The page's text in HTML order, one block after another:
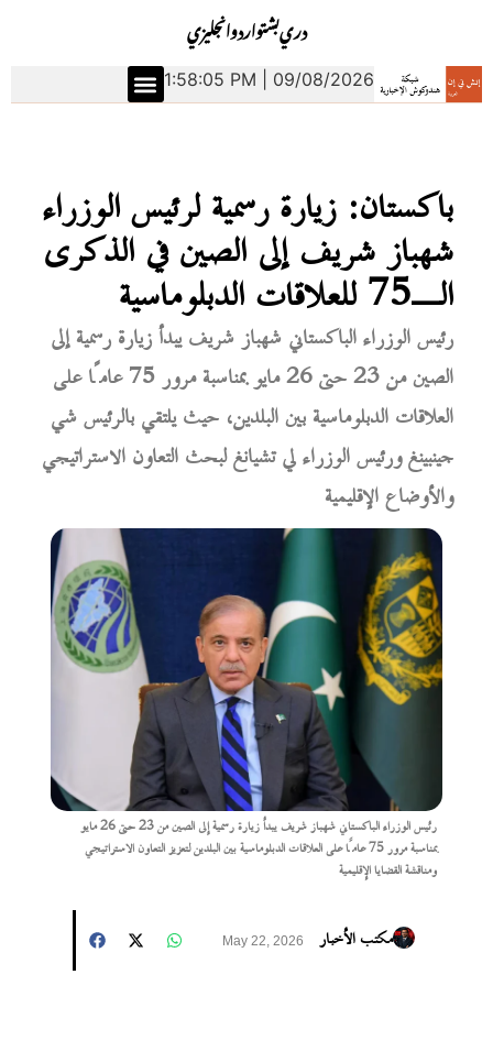
انجليزياردوبشتودري
1:58:06 PM | 09/08/2026
باكستان: زيارة رسمية لرئيس الوزراء
شهباز شريف إلى الصين في الذكرى
الـ75 للعلاقات الدبلوماسية
رئيس الوزراء الباكستاني شهباز شريف يبدأ زيارة رسمية إلى
الصين من 23 حتى 26 مايو بمناسبة مرور 75 عامًا على
العلاقات الدبلوماسية بين البلدين، حيث يلتقي بالرئيس شي
جينبينغ ورئيس الوزراء لي تشيانغ لبحث التعاون الاستراتيجي
والأوضاع الإقليمية
رئيس الوزراء الباكستاني شهباز شريف يبدأ زيارة رسمية إلى الصين من 23 حتى 26 مايو
بمناسبة مرور 75 عامًا على العلاقات الدبلوماسية بين البلدين لتعزيز التعاون الاستراتيجي
ومناقشة القضايا الإقليمية
مكتب الأخبار May 22, 2026